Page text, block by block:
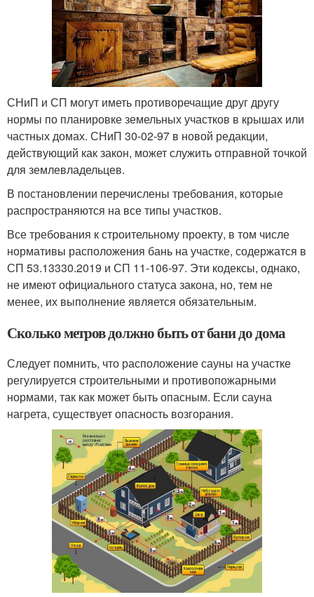
СНиП и СП могут иметь противоречащие друг другу
нормы по планировке земельных участков в крышах или
частных домах. СНиП 30-02-97 в новой редакции,
действующий как закон, может служить отправной точкой
для землевладельцев.
В постановлении перечислены требования, которые
распространяются на все типы участков.
Все требования к строительному проекту, в том числе
нормативы расположения бань на участке, содержатся в
СП 53.13330.2019 и СП 11-106-97. Эти кодексы, однако,
не имеют официального статуса закона, но, тем не
менее, их выполнение является обязательным.
Сколько метров должно быть от бани до дома
Следует помнить, что расположение сауны на участке
регулируется строительными и противопожарными
нормами, так как может быть опасным. Если сауна
нагрета, существует опасность возгорания.